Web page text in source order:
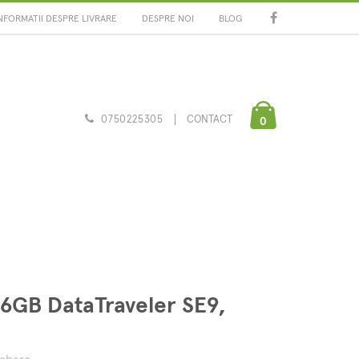
DESPRE LIVRARE DESPRE NOI BLOG
0750225305 CONTACT 0
DataTraveler SE9,